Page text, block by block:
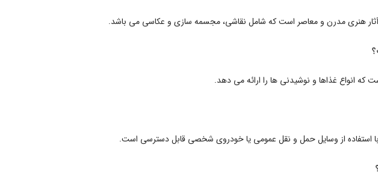
آثار هنری مدرن و معاصر است که شامل نقاشی، مجسمه سازی و عکاسی می باشد.
که انواع غذاها و نوشیدنی ها را ارائه می دهد.
با استفاده از وسایل حمل و نقل عمومی یا خودروی شخصی قابل دسترسی است.